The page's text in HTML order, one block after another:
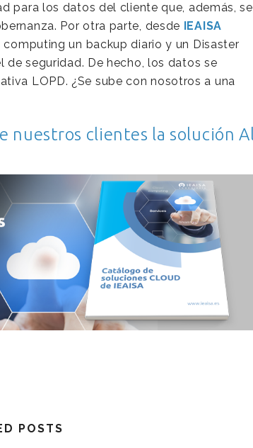
para los datos del cliente que, además, se
Por otra parte, desde IEAISA
un backup diario y un Disaster
de seguridad. De hecho, los datos se
LOPD. ¿Se sube con nosotros a una
nuestros clientes la solución
POSTS